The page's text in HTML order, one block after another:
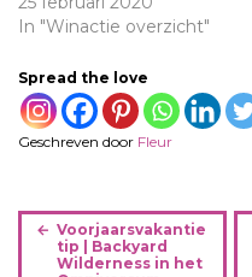
In "Winactie overzicht"
Spread the love
Geschreven door Fleur
B
Voorjaarsvakantie
tip | Backyard
Wilderness in het